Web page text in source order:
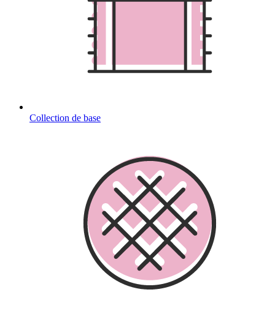
Collection de base